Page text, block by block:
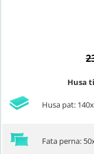
Husa
Husa pat:
Fata perna: